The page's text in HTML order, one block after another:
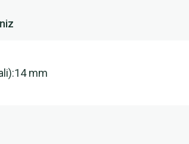
mm